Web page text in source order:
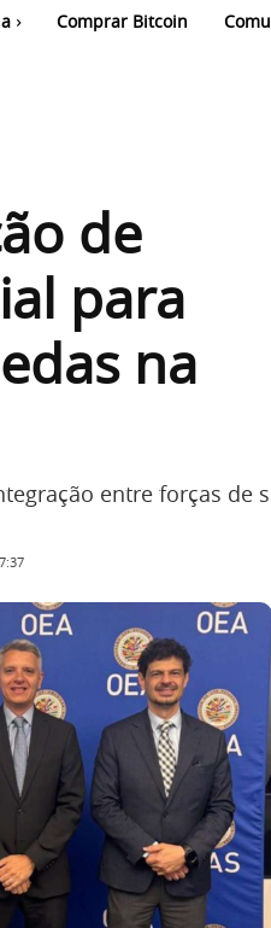
Comprar Bitcoin
de
para
na
entre forças de